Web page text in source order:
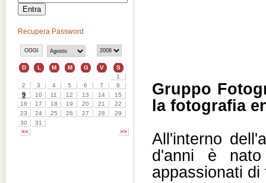
Recupera Password
Gruppo
la fotografia
All'interno
d'anni è
appassionati di